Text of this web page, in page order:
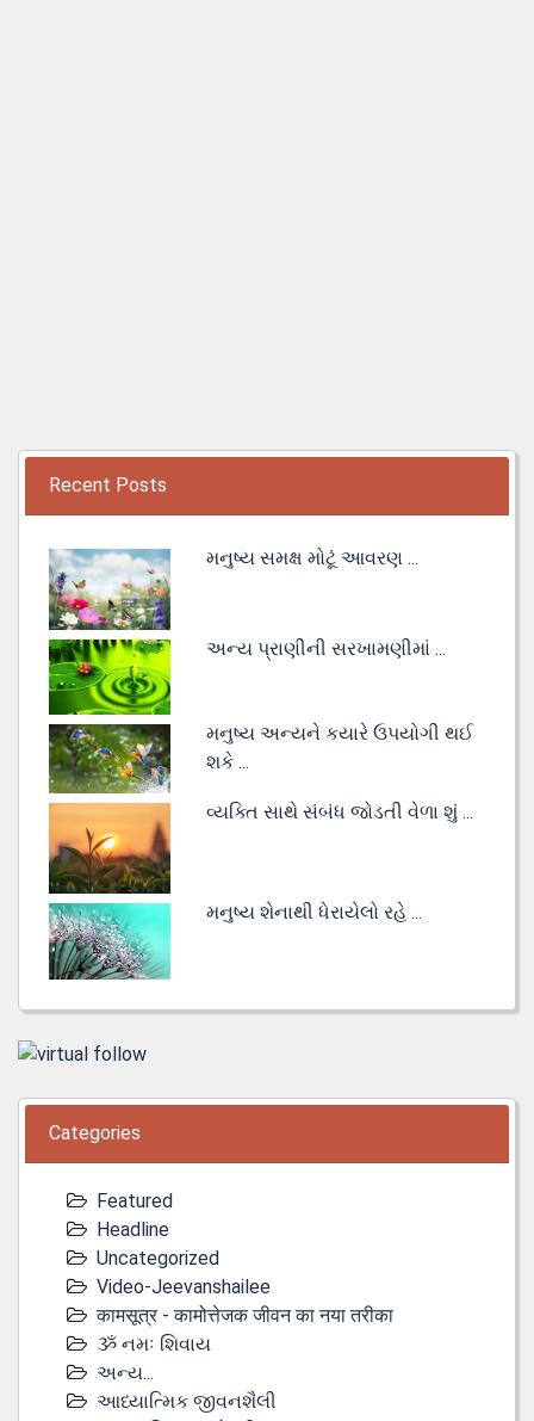
Recent Posts
મનુષ્ય સમક્ષ મોટૂં આવરણ ...
અન્ય પ્રાણીની સરખામણીમાં ...
મનુષ્ય અન્યને કયારે ઉપયોગી થઈ
શકે ...
વ્યક્તિ સાથે સંબંધ જોડતી વેળા શું ...
મનુષ્ય શેનાથી ધેરાયેલો રહે ...
Categories
Featured
Headline
Uncategorized
Video-Jeevanshailee
कामसूत्र - कामोत्तेजक जीवन का नया तरीका
ૐ નમઃ શિવાય
અન્ય...
આધ્યાત્મિક જીવનશૈલી